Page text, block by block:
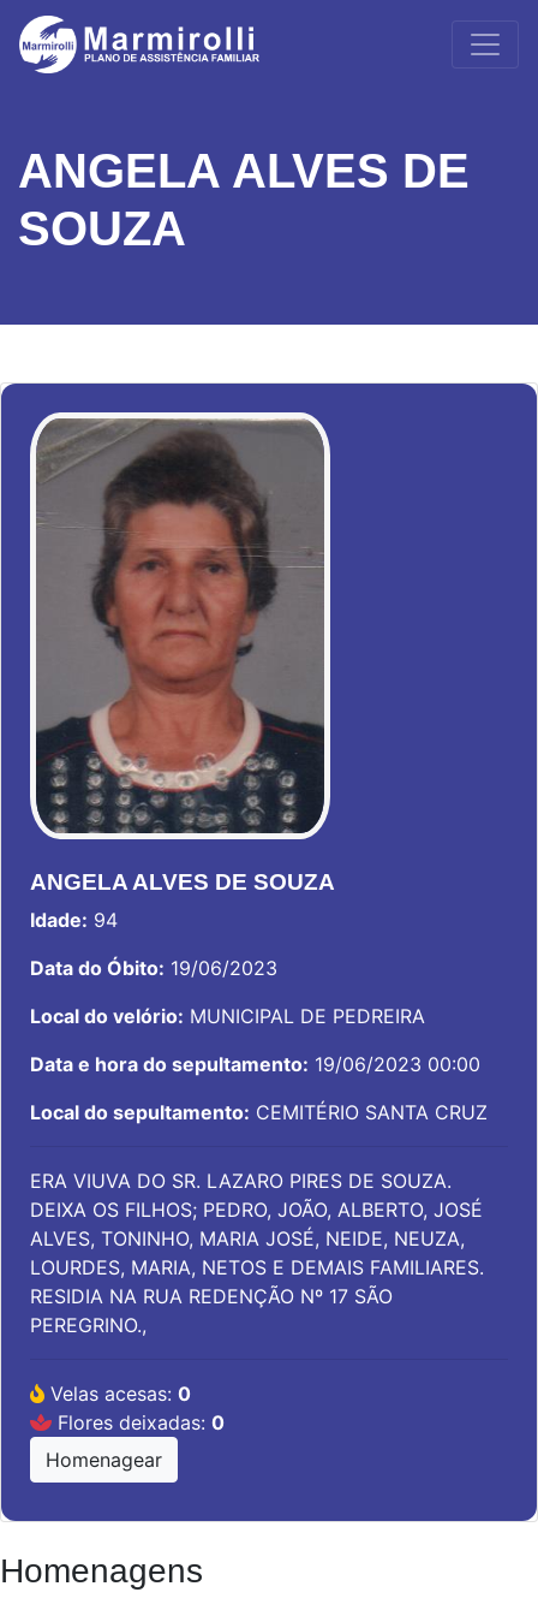
ANGELA ALVES DE
SOUZA
ANGELA ALVES DE SOUZA
Idade: 94
Data do Óbito: 19/06/2023
Local do velório: MUNICIPAL DE PEDREIRA
Data e hora do sepultamento: 19/06/2023 00:00
Local do sepultamento: CEMITÉRIO SANTA CRUZ
ERA VIUVA DO SR. LAZARO PIRES DE SOUZA.
DEIXA OS FILHOS; PEDRO, JOÃO, ALBERTO, JOSÉ
ALVES, TONINHO, MARIA JOSÉ, NEIDE, NEUZA,
LOURDES, MARIA, NETOS E DEMAIS FAMILIARES.
RESIDIA NA RUA REDENÇÃO Nº 17 SÃO
PEREGRINO.,
Velas acesas: 0
Flores deixadas: 0
Homenagear
Homenagens